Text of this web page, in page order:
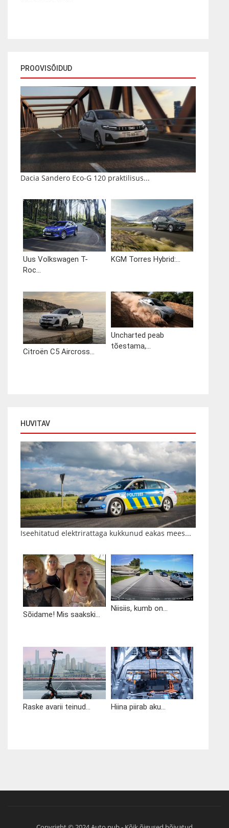
PROOVISÕIDUD
Dacia Sandero Eco-G 120 praktilisus...
Uus Volkswagen T-
Roc...
KGM Torres Hybrid:...
Citroën C5 Aircross...
Uncharted peab
tõestama,...
HUVITAV
Iseehitatud elektrirattaga kukkunud eakas mees...
Sõidame! Mis saakski...
Niisiis, kumb on...
Raske avarii teinud... Hiina piirab aku...